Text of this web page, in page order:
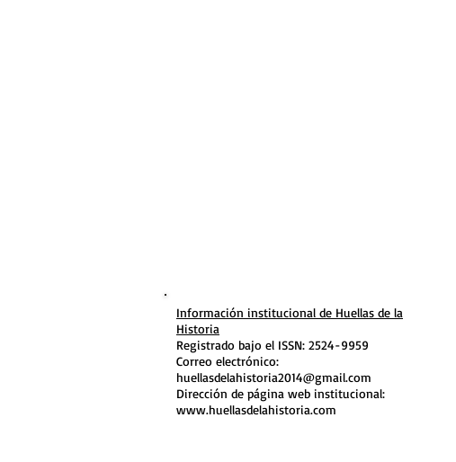
Información institucional de Huellas de la
Historia
Registrado bajo el ISSN: 2524-9959
Correo electrónico:
huellasdelahistoria2014@gmail.com
Dirección de página web institucional:
www.huellasdelahistoria.com